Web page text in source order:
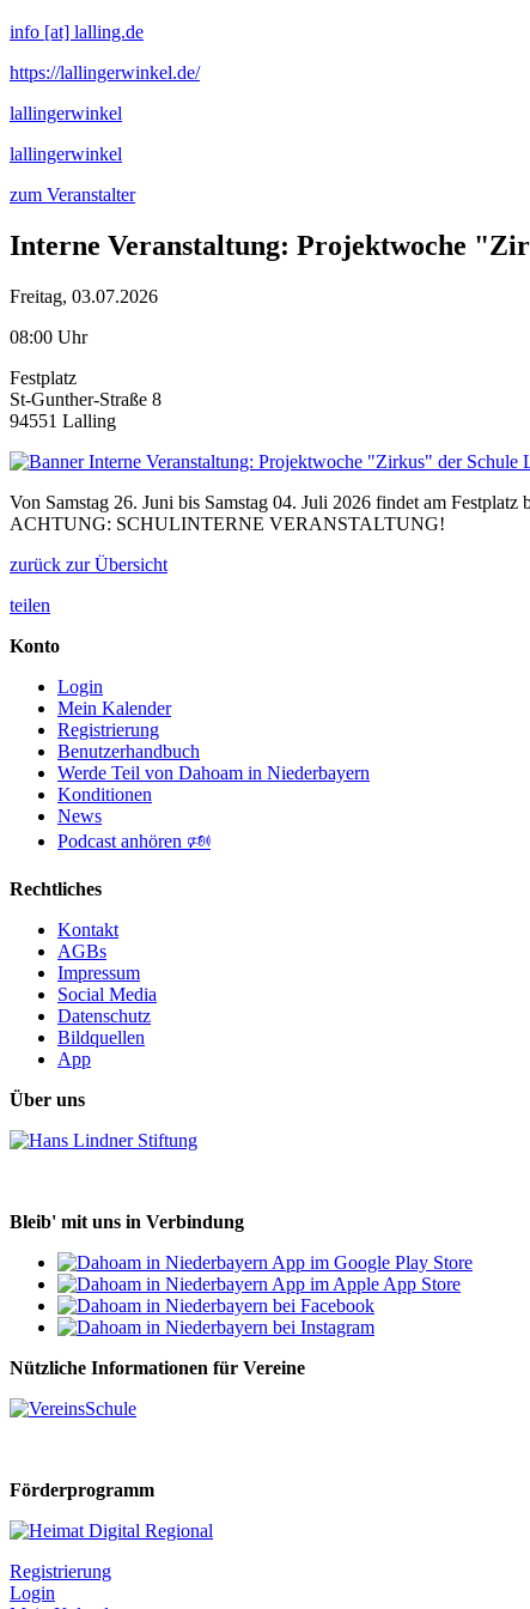
info [at] lalling.de
https://lallingerwinkel.de/
lallingerwinkel
lallingerwinkel
zum Veranstalter
Interne Veranstaltung: Projektwoche
Freitag, 03.07.2026
08:00 Uhr
Festplatz
St-Gunther-Straße 8
94551 Lalling
Von Samstag 26. Juni bis Samstag 04. Juli 2026 findet am
ACHTUNG: SCHULINTERNE VERANSTALTUNG!
zurück zur Übersicht
teilen
Konto
Login
Mein Kalender
Registrierung
Benutzerhandbuch
Werde Teil von Dahoam in Niederbayern
Konditionen
News
Podcast anhören 🕬
Rechtliches
Kontakt
AGBs
Impressum
Social Media
Datenschutz
Bildquellen
App
Über uns
Bleib' mit uns in Verbindung
Nützliche Informationen für Vereine
Förderprogramm
Registrierung
Login